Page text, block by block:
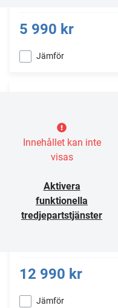
5 990 kr
Jämför
Innehållet kan inte
visas
Aktivera
funktionella
tredjepartstjänster
12 990 kr
Jämför